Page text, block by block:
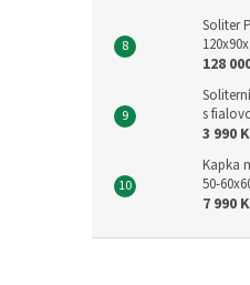
Soliter
128
s
3 990
Kapka
50-
7 990